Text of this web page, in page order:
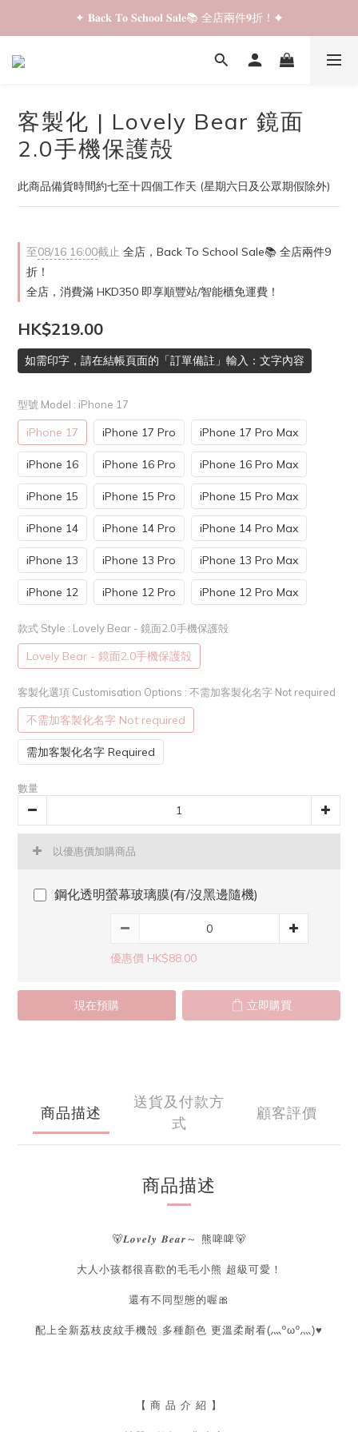
✦ 𝐁𝐚𝐜𝐤 𝐓𝐨 𝐒𝐜𝐡𝐨𝐨𝐥 𝐒𝐚𝐥𝐞📚 全店兩件𝟗折！✦
✦ 𝐁𝐚𝐜𝐤 𝐓𝐨 𝐒𝐜𝐡𝐨𝐨𝐥 𝐒𝐚𝐥𝐞📚 全店兩件𝟗折！✦
✦ 全店購物滿 𝐇𝐊𝐃𝟑𝟓𝟎 即享順豐站/智能櫃免運費！✦
客製化 | Lovely Bear 鏡面
2.0手機保護殻
此商品備貨時間約七至十四個工作天 (星期六日及公眾期假除外)
至08/16 16:00截止 全店，Back To School Sale📚 全店兩件9
折！
全店，消費滿 HKD350 即享順豐站/智能櫃免運費！
HK$219.00
如需印字，請在結帳頁面的「訂單備註」輸入：文字內容
型號 Model : iPhone 17
iPhone 17 iPhone 17 Pro iPhone 17 Pro Max
iPhone 16 iPhone 16 Pro iPhone 16 Pro Max
iPhone 15 iPhone 15 Pro iPhone 15 Pro Max
iPhone 14 iPhone 14 Pro iPhone 14 Pro Max
iPhone 13 iPhone 13 Pro iPhone 13 Pro Max
iPhone 12 iPhone 12 Pro iPhone 12 Pro Max
款式 Style : Lovely Bear - 鏡面2.0手機保護殻
Lovely Bear - 鏡面2.0手機保護殻
客製化選項 Customisation Options : 不需加客製化名字 Not required
不需加客製化名字 Not required
需加客製化名字 Required
數量
以優惠價加購商品
鋼化透明螢幕玻璃膜(有/沒黑邊隨機)
優惠價 HK$88.00
現在預購 立即購買
商品描述
送貨及付款方
式
顧客評價
商品描述
🐻𝑳𝒐𝒗𝒆𝒍𝒚 𝑩𝒆𝒂𝒓～ 熊啤啤🐻
大人小孩都很喜歡的毛毛小熊 超級可愛！
還有不同型態的喔🎀
配上全新荔枝皮紋手機殻 多種顏色 更溫柔耐看(灬ºωº灬)♥
【 商 品 介 紹 】